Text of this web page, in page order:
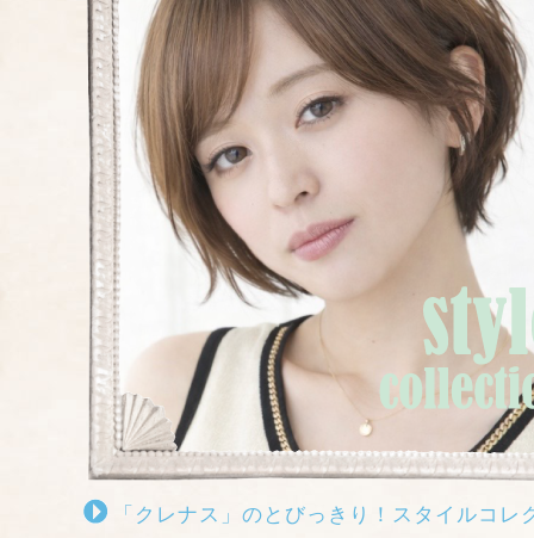
「クレナス」のとびっきり！スタイルコレ